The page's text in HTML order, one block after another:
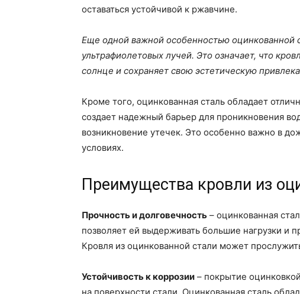
оставаться устойчивой к ржавчине.
Еще одной важной особенностью оцинкованной
ультрафиолетовых лучей. Это означает, что
солнце и сохраняет свою эстетическую
Кроме того, оцинкованная сталь обладает
создает надежный барьер для проникновения
возникновение утечек. Это особенно важно в
условиях.
Преимущества кровли из
Прочность и долговечность – оцинкованная
позволяет ей выдерживать большие нагрузки и
Кровля из оцинкованной стали может
Устойчивость к коррозии – покрытие
на поверхности стали. Оцинкованная сталь